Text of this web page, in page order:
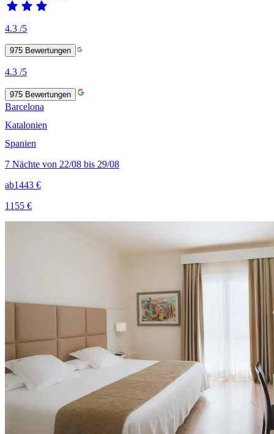
4.3 /5
975 Bewertungen
4.3 /5
975 Bewertungen
Barcelona
Katalonien
Spanien
7 Nächte von 22/08 bis 29/08
ab1443 €
1155 €